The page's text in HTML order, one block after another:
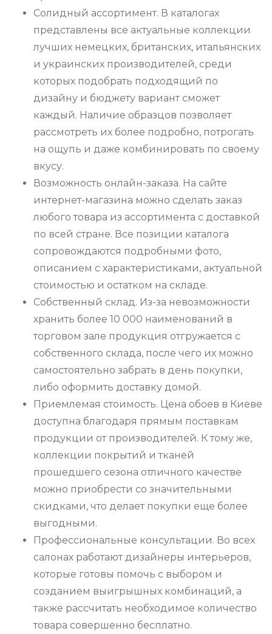
Солидный ассортимент. В каталогах
представлены все актуальные коллекции
лучших немецких, британских, итальянских
и украинских производителей, среди
которых подобрать подходящий по
дизайну и бюджету вариант сможет
каждый. Наличие образцов позволяет
рассмотреть их более подробно, потрогать
на ощупь и даже комбинировать по своему
вкусу.
Возможность онлайн-заказа. На сайте
интернет-магазина можно сделать заказ
любого товара из ассортимента с доставкой
по всей стране. Все позиции каталога
сопровождаются подробными фото,
описанием с характеристиками, актуальной
стоимостью и остатком на складе.
Собственный склад. Из-за невозможности
хранить более 10 000 наименований в
торговом зале продукция отгружается с
собственного склада, после чего их можно
самостоятельно забрать в день покупки,
либо оформить доставку домой.
Приемлемая стоимость. Цена обоев в Киеве
доступна благодаря прямым поставкам
продукции от производителей. К тому же,
коллекции покрытий и тканей
прошедшего сезона отличного качестве
можно приобрести со значительными
скидками, что делает покупки еще более
выгодными.
Профессиональные консультации. Во всех
салонах работают дизайнеры интерьеров,
которые готовы помочь с выбором и
созданием выигрышных комбинаций, а
также рассчитать необходимое количество
товара совершенно бесплатно.